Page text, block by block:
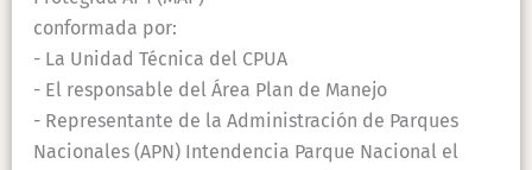
conformada por:
- La Unidad Técnica del CPUA
- El responsable del Área Plan de Manejo
- Representante de la Administración de Parques
Nacionales (APN) Intendencia Parque Nacional el